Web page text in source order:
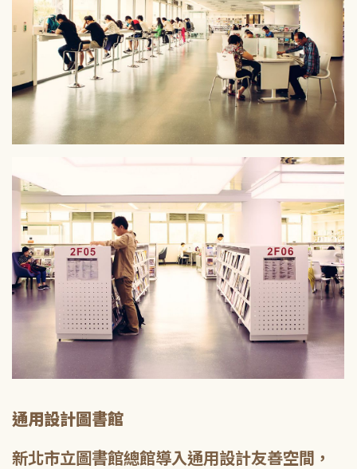
通用設計圖書館
新北市立圖書館總館導入通用設計友善空間，